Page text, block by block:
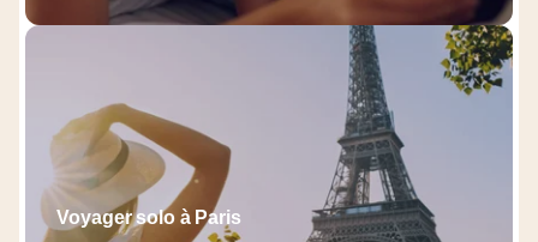
Voyager solo à Paris